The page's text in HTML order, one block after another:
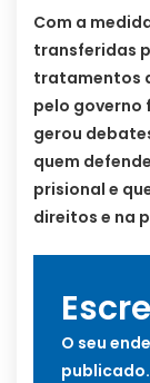
Com a
transferidas
tratamentos
pelo governo
gerou
quem
prisional e
direitos e na
O seu
publicado.